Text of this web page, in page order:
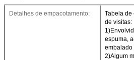
Detalhes de empacotamento:
Tabela de
de visitas:
espuma,
embalado
2)Algum